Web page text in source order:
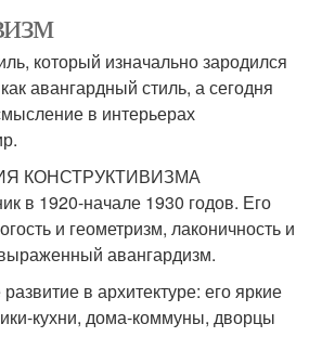
который изначально зародился
авангардный стиль, а сегодня
в интерьерах
КОНСТРУКТИВИЗМА
в 1920-начале 1930 годов. Его
и геометризм, лаконичность и
авангардизм.
в архитектуре: его яркие
кухни, дома-коммуны, дворцы